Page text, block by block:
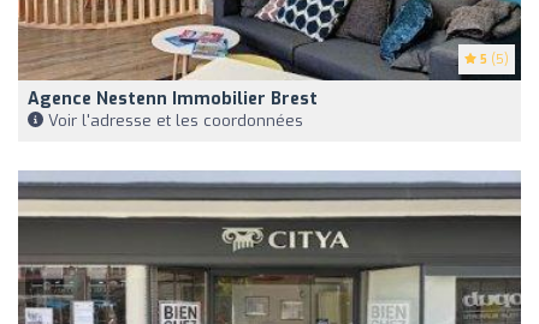
5 (5)
Agence Nestenn Immobilier Brest
Voir l'adresse et les coordonnées